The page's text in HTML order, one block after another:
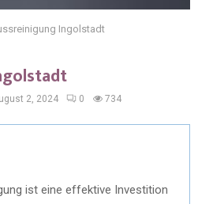
Ingolstadt
2, 2024 0 734
ist eine effektive Investition